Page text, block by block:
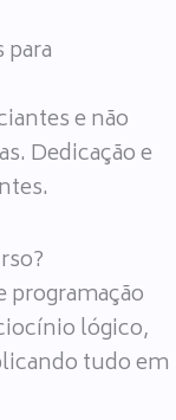
e não
Dedicação e
programação
lógico,
tudo em